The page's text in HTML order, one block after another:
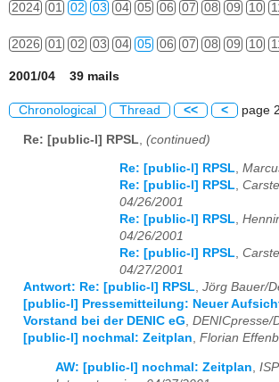
2024 01 02 03 04 05 06 07 08 09 10
2026 01 02 03 04 05 06 07 08 09 10
2001/04 39 mails
Chronological Thread << < page
Re: [public-l] RPSL (continued)
Re: [public-l] RPSL,
Re: [public-l] RPSL,
04/26/2001
Re: [public-l] RPSL,
04/26/2001
Re: [public-l] RPSL,
04/27/2001
Antwort: Re: [public-l] RPSL, Jörg Bauer/
[public-l] Pressemitteilung: Neuer
Vorstand bei der DENIC eG, DENICpresse/
[public-l] nochmal: Zeitplan, Florian
AW: [public-l] nochmal: Zeitplan,